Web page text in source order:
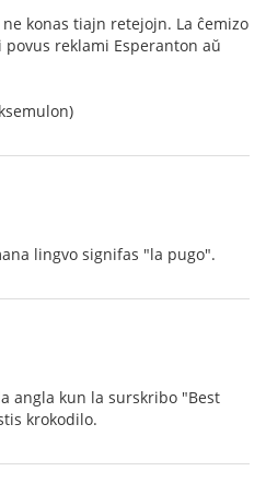
konas tiajn retejojn. La ĉemizo
reklami Esperanton aŭ
lingvo signifas "la pugo".
angla kun la surskribo "Best
krokodilo.